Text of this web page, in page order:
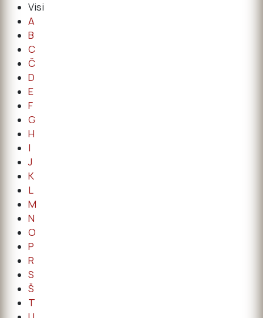
Visi
A
B
C
Č
D
E
F
G
H
I
J
K
L
M
N
O
P
R
S
Š
T